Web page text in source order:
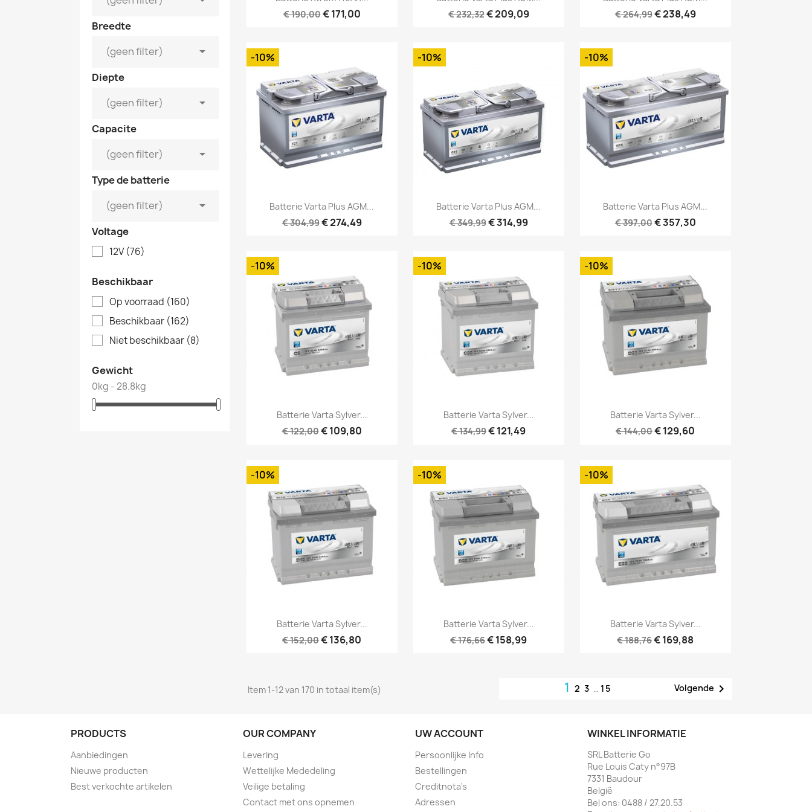
Breedte
(geen filter)

Diepte
(geen filter)

Capacite
(geen filter)

Type de batterie
(geen filter)

Voltage
12V(76)
Beschikbaar
Op voorraad (160)
Beschikbaar (162)
Niet beschikbaar (8)
Gewicht
0kg - 28.8kg
€ 190,00€ 171,00
€ 232,32€ 209,09
€ 264,99€ 238,49
Batterie Varta Plus AGM...
€ 304,99€ 274,49
-10%
Snel bekijken
Batterie Varta Plus AGM...
€ 349,99€ 314,99
-10%
Snel bekijken
Batterie Varta Plus AGM...
€ 397,00€ 357,30
-10%
Snel bekijken
Batterie Varta Sylver...
€ 122,00€ 109,80
-10%
Snel bekijken
Batterie Varta Sylver...
€ 134,99€ 121,49
-10%
Snel bekijken
Batterie Varta Sylver...
€ 144,00€ 129,60
-10%
Snel bekijken
Batterie Varta Sylver...
€ 152,00€ 136,80
-10%
Snel bekijken
Batterie Varta Sylver...
€ 176,66€ 158,99
-10%
Snel bekijken
Batterie Varta Sylver...
€ 188,76€ 169,88
-10%
Snel bekijken
Item 1-12 van 170 in totaal item(s) 123 … 15 Volgende 
PRODUCTS
Aanbiedingen
Nieuwe producten
Best verkochte artikelen
OUR COMPANY
Levering
Wettelijke Mededeling
Veilige betaling
Contact met ons opnemen
UW ACCOUNT
Persoonlijke Info
Bestellingen
Creditnota's
Adressen
WINKEL INFORMATIE
SRL Batterie Go
Rue Louis Caty n°97B
7331 Baudour
België
Bel ons: 0488 / 27.20.53